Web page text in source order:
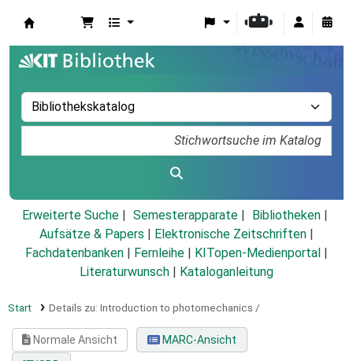
Erweiterte Suche Semesterapparate
Bibliotheken
Aufsätze & Papers
Elektronische Zeitschriften
Fachdatenbanken
Fernleihe KITopen-Medienportal
Literaturwunsch
Kataloganleitung
Start Details zu: Introduction to photomechanics /
Normale Ansicht
MARC-Ansicht